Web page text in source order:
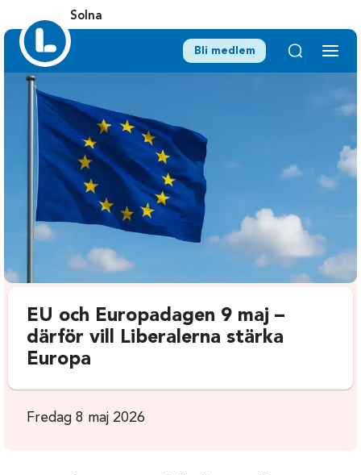
Solna
Bli medlem
EU och Europadagen 9 maj –
därför vill Liberalerna stärka
Europa
Fredag 8 maj 2026